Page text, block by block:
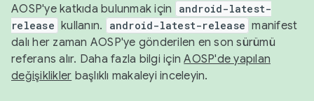
AOSP'ye katkıda bulunmak için
android-latest-
release kullanın. android-latest-release manifest
dalı her zaman AOSP'ye gönderilen en son sürümü
referans alır. Daha fazla bilgi içinAOSP'de yapılan
değişiklikler başlıklı makaleyi inceleyin.